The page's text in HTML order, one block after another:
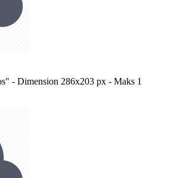
- Dimension 286x203 px - Maks 1